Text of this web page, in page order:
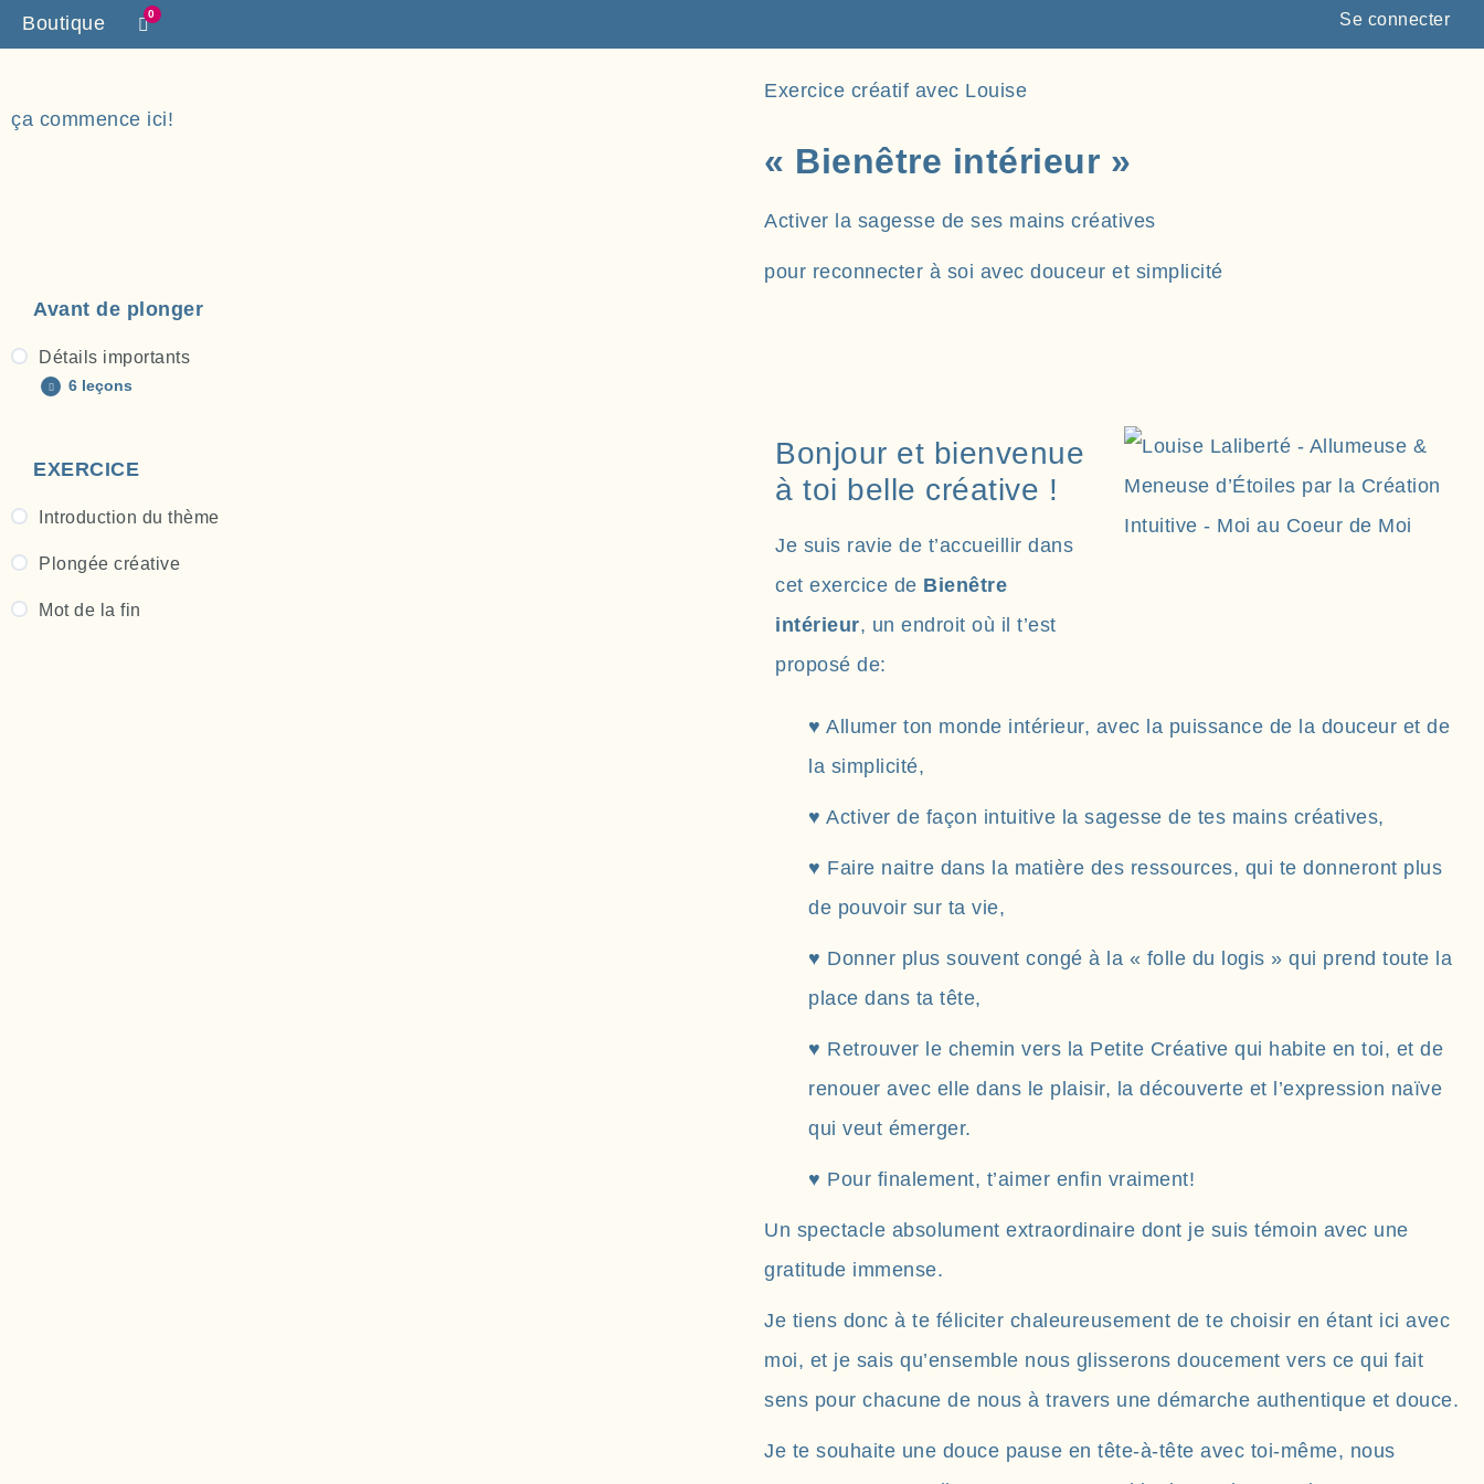
Boutique 0 Se connecter
ça commence ici!
Avant de plonger
Détails importants
6 leçons
Avis thérapeutique
Durée d’accès au contenu
EXERCICE
Introduction du thème
Plongée créative
Mot de la fin
Exercice créatif avec Louise
« Bienêtre intérieur »
Activer la sagesse de ses mains créatives
pour reconnecter à soi avec douceur et simplicité
Bonjour et bienvenue
à toi belle créative !
Je suis ravie de t’accueillir dans
cet exercice de Bienêtre
intérieur, un endroit où il t’est
proposé de:
♥ Allumer ton monde intérieur, avec la puissance de la douceur et de
la simplicité,
♥ Activer de façon intuitive la sagesse de tes mains créatives,
♥ Faire naitre dans la matière des ressources, qui te donneront plus
de pouvoir sur ta vie,
♥ Donner plus souvent congé à la « folle du logis » qui prend toute la
place dans ta tête,
♥ Retrouver le chemin vers la Petite Créative qui habite en toi, et de
renouer avec elle dans le plaisir, la découverte et l’expression naïve
qui veut émerger.
♥ Pour finalement, t’aimer enfin vraiment!
Un spectacle absolument extraordinaire dont je suis témoin avec une
gratitude immense.
Je tiens donc à te féliciter chaleureusement de te choisir en étant ici avec
moi, et je sais qu’ensemble nous glisserons doucement vers ce qui fait
sens pour chacune de nous à travers une démarche authentique et douce.
Je te souhaite une douce pause en tête-à-tête avec toi-même, nous